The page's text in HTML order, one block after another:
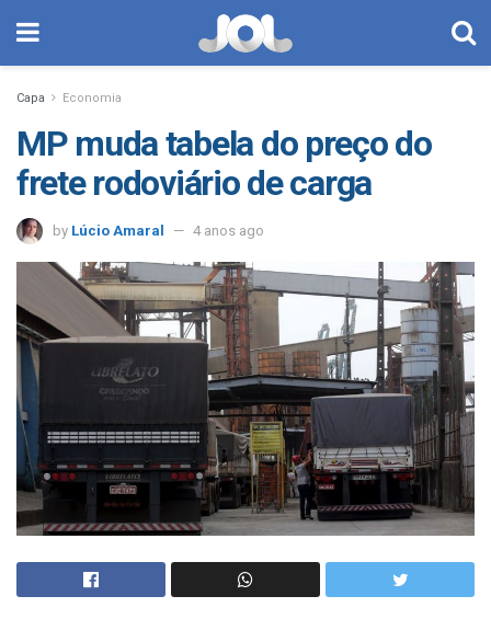
Capa Economia
MP muda tabela do preço do
frete rodoviário de carga
by Lúcio Amaral 4 anos ago